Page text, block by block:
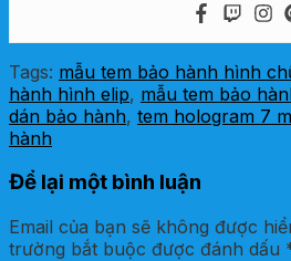
Tags: mẫu tem bảo hành hình
hành hình elip, mẫu tem bảo
dán bảo hành, tem hologram 7
hành
Để lại một bình luận
Email của bạn sẽ không được
trường bắt buộc được đánh dấu